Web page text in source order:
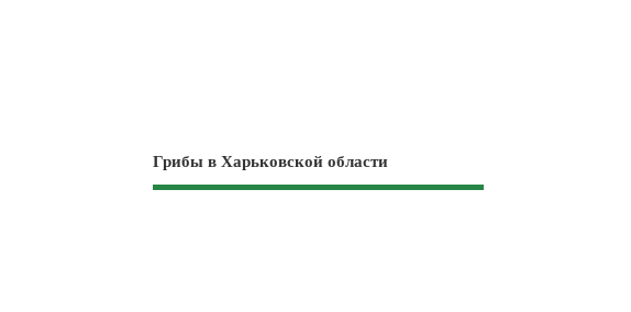
Грибы в Харьковской области